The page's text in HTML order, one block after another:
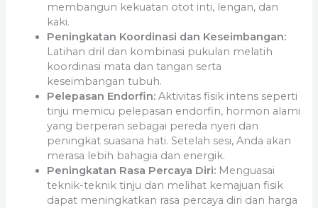
membangun kekuatan otot inti, lengan, dan
kaki.
Peningkatan Koordinasi dan Keseimbangan:
Latihan dril dan kombinasi pukulan melatih
koordinasi mata dan tangan serta
keseimbangan tubuh.
Pelepasan Endorfin: Aktivitas fisik intens seperti
tinju memicu pelepasan endorfin, hormon alami
yang berperan sebagai pereda nyeri dan
peningkat suasana hati. Setelah sesi, Anda akan
merasa lebih bahagia dan energik.
Peningkatan Rasa Percaya Diri: Menguasai
teknik-teknik tinju dan melihat kemajuan fisik
dapat meningkatkan rasa percaya diri dan harga